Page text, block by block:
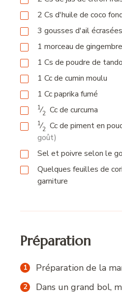
2 Cs d'huile de coco
3 gousses d'ail écrasées
1 morceau de
1 Cs de poudre de
1 Ccde cumin moulu
1 Ccpaprika fumé
1⁄2 Ccde curcuma
1⁄2 Ccde piment en
goût)
Sel et poivre selon le
Quelques feuilles de
garniture
Préparation
Préparation de la
Dans un grand bol,